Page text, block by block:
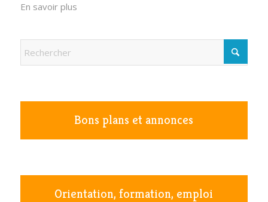
En savoir plus
Bons plans et annonces
Orientation, formation, emploi